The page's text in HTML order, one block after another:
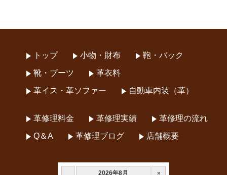
トップ 小物・財布 鞄・バック
靴・ブーツ 革衣料
革イス・革ソファー 自動車内装（革）
革修理料金 革修理実績 革修理の流れ
Q＆A 革修理ブログ 店舗概要